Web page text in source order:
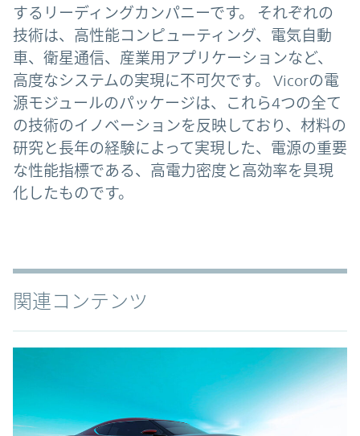
するリーディングカンパニーです。 それぞれの
技術は、高性能コンピューティング、電気自動
車、衛星通信、産業用アプリケーションなど、
高度なシステムの実現に不可欠です。 Vicorの電
源モジュールのパッケージは、これら4つの全て
の技術のイノベーションを反映しており、材料の
研究と長年の経験によって実現した、電源の重要
な性能指標である、高電力密度と高効率を具現
化したものです。
関連コンテンツ